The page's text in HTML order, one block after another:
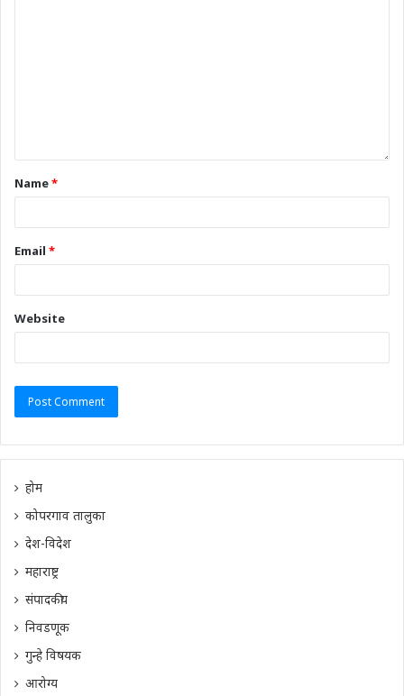
Name*
Email *
Website
होम
कोपरगाव तालुका
देश-विदेश
महाराष्ट्र
संपादकीय
निवडणूक
गुन्हे विषयक
आरोग्य